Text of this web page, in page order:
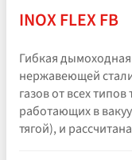
INOX FLEX FB
Гибкая дымоходная
нержавеющей
газов от всех
работающих в
тягой), и